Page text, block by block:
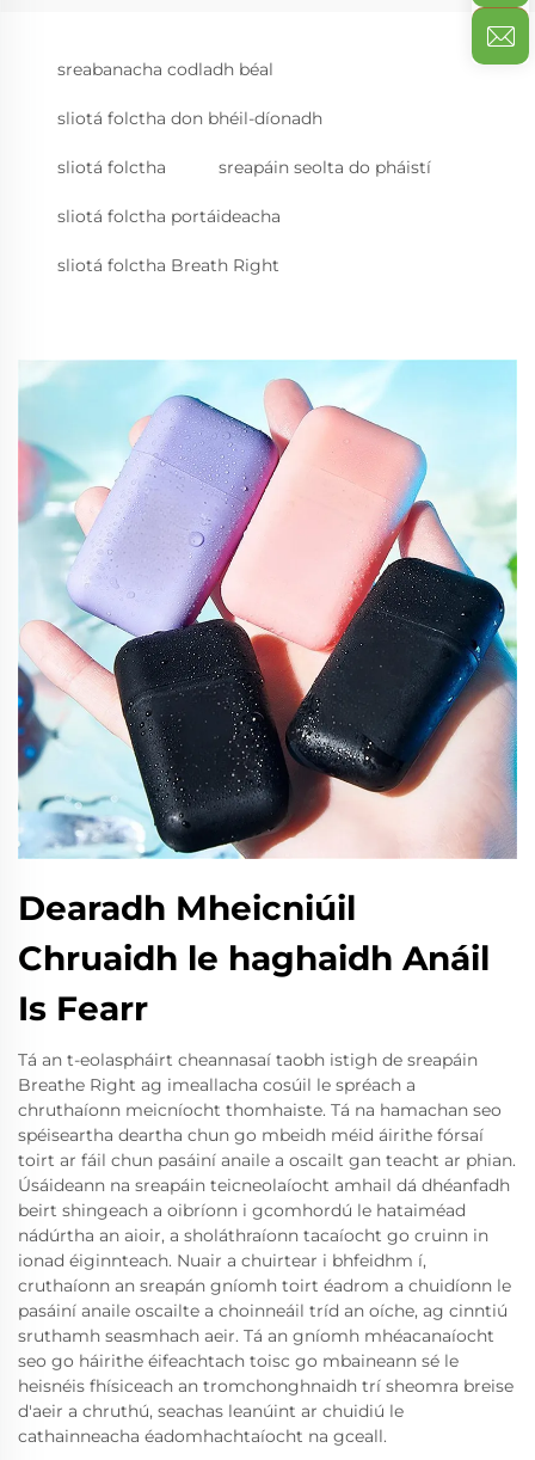
sreabanacha codladh béal
sliotá folctha don bhéil-díonadh
sliotá folctha sreapáin seolta do pháistí
sliotá folctha portáideacha
sliotá folctha Breath Right
Dearadh Mheicniúil
Chruaidh le haghaidh Anáil
Is Fearr
Tá an t-eolaspháirt cheannasaí taobh istigh de sreapáin
Breathe Right ag imeallacha cosúil le spréach a
chruthaíonn meicníocht thomhaiste. Tá na hamachan seo
spéiseartha deartha chun go mbeidh méid áirithe fórsaí
toirt ar fáil chun pasáiní anaile a oscailt gan teacht ar phian.
Úsáideann na sreapáin teicneolaíocht amhail dá dhéanfadh
beirt shingeach a oibríonn i gcomhordú le hataiméad
nádúrtha an aioir, a sholáthraíonn tacaíocht go cruinn in
ionad éiginnteach. Nuair a chuirtear i bhfeidhm í,
cruthaíonn an sreapán gníomh toirt éadrom a chuidíonn le
pasáiní anaile oscailte a choinneáil tríd an oíche, ag cinntiú
sruthamh seasmhach aeir. Tá an gníomh mhéacanaíocht
seo go háirithe éifeachtach toisc go mbaineann sé le
heisnéis fhísiceach an tromchonghnaidh trí sheomra breise
d'aeir a chruthú, seachas leanúint ar chuidiú le
cathainneacha éadomhachtaíocht na gceall.